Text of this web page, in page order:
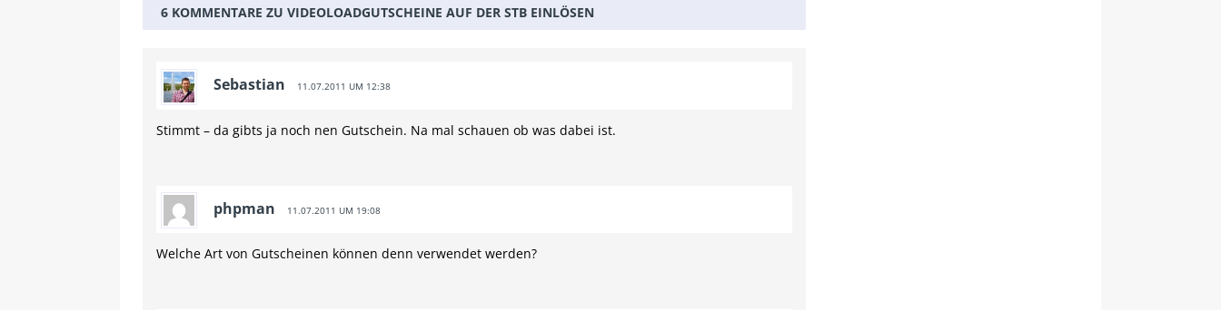
6 KOMMENTARE ZU VIDEOLOADGUTSCHEINE AUF DER STB EINLÖSEN
Sebastian 11.07.2011 UM 12:38
Stimmt – da gibts ja noch nen Gutschein. Na mal schauen ob was dabei ist.
phpman 11.07.2011 UM 19:08
Welche Art von Gutscheinen können denn verwendet werden?